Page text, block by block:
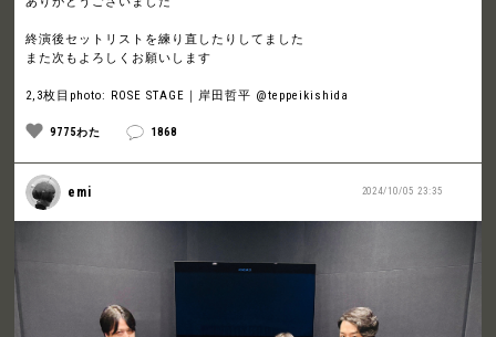
終演後セットリストを練り直したりしてました
また次もよろしくお願いします
2,3枚目photo: ROSE STAGE｜岸田哲平 @teppeikishida
9775わた 1868
2024/10/05 23:35
emi